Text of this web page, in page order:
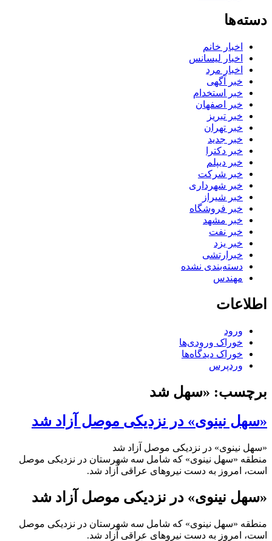
دسته‌ها
اخبار خانم
اخبار لیسانس
اخبار مرد
خبر آگهی
خبر استخدام
خبر اصفهان
خبر تبریز
خبر تهران
خبر جدید
خبر دکترا
خبر دیپلم
خبر شرکت
خبر شهرداری
خبر شیراز
خبر فروشگاه
خبر مشهد
خبر نفت
خبر یزد
خبرارتشی
دسته‌بندی نشده
مهندس
اطلاعات
ورود
خوراک ورودی‌ها
خوراک دیدگاه‌ها
وردپرس
برچسب: «سهل شد
«سهل نینوی» در نزدیکی موصل آزاد شد
«سهل نینوی» در نزدیکی موصل آزاد شد
منطقه «سهل نینوی» که شامل سه شهرستان در نزدیکی موصل
است، امروز به دست نیروهای عراقی آزاد شد.
«سهل نینوی» در نزدیکی موصل آزاد شد
منطقه «سهل نینوی» که شامل سه شهرستان در نزدیکی موصل
است، امروز به دست نیروهای عراقی آزاد شد.